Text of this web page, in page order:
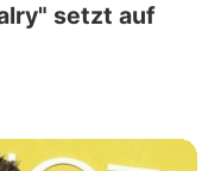
setzt auf